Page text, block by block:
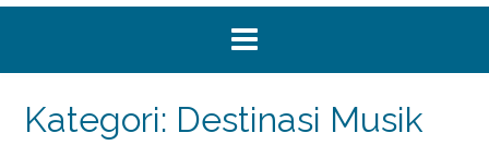
Kategori: Destinasi Musik